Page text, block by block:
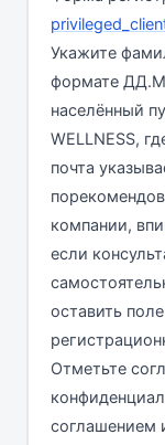
Укажите
формате
населённый
WELLNESS,
почта
компании,
если
оставить
Отметьте
соглашением